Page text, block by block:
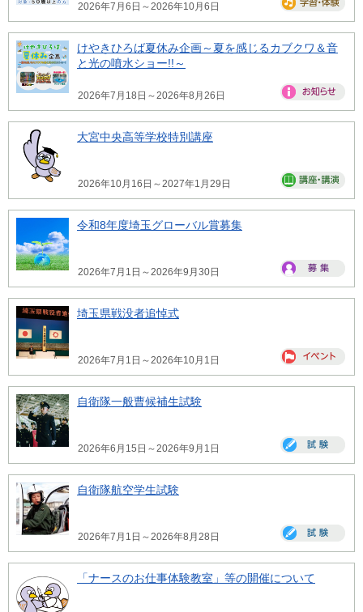
2026年7月6日～2026年10月6日
けやきひろば夏休み企画～夏を感じるカブクワ＆音
と光の噴水ショー!!～
2026年7月18日～2026年8月26日
大宮中央高等学校特別講座
2026年10月16日～2027年1月29日
令和8年度埼玉グローバル賞募集
2026年7月1日～2026年9月30日
埼玉県戦没者追悼式
2026年7月1日～2026年10月1日
自衛隊一般曹候補生試験
2026年6月15日～2026年9月1日
自衛隊航空学生試験
2026年7月1日～2026年8月28日
「ナースのお仕事体験教室」等の開催について